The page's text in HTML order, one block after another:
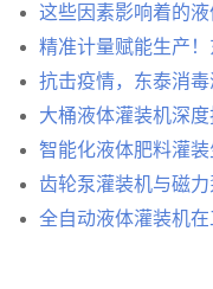
这些因素影响着的
智能化液体肥料灌
全自动液体灌装机